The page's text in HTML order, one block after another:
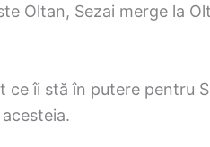
Oltan, Sezai merge la
îi stă în putere pentru